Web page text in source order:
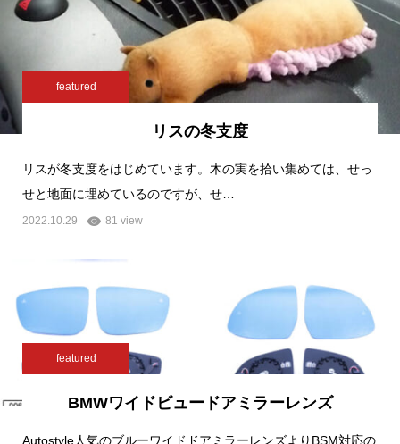
featured
リスの冬支度
リスが冬支度をはじめています。木の実を拾い集めては、せっ
せと地面に埋めているのですが、せ…
2022.10.29 81 view
featured
BMWワイドビュードアミラーレンズ
Autostyle人気のブルーワイドドアミラーレンズよりBSM対応の